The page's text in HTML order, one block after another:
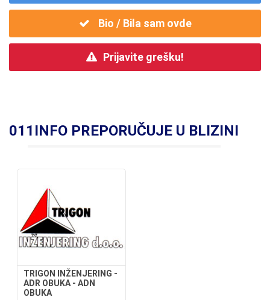
Bio / Bila sam ovde
Prijavite grešku!
011INFO PREPORUČUJE U BLIZINI
TRIGON INŽENJERING -
ADR OBUKA - ADN
OBUKA